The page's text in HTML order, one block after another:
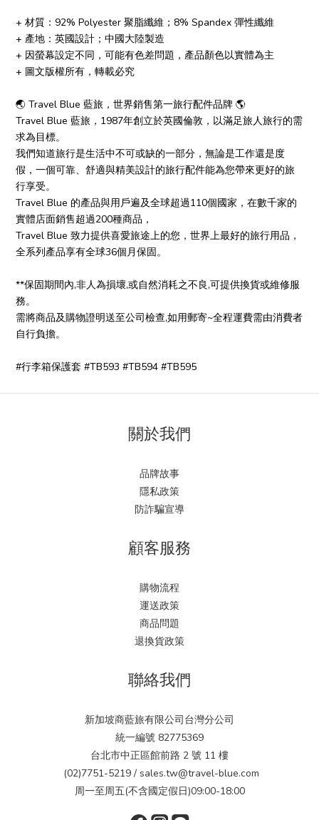
+ 材質：92% Polyester 聚脂纖維；8% Spandex 彈性纖維
+ 產地：英國設計；中國大陸製造
+ 因螢幕設定不同，可能有色差問題，產品顏色以實體為主
+ 圖文版權所有，轉載必究
🌏 Travel Blue 藍旅，世界銷售第一旅行配件品牌 🌎
Travel Blue 藍旅，1987年創立於英國倫敦，以滿足旅人旅行的需
求為目標。
我們知道旅行是生活中不可或缺的一部分，無論是工作還是度
假，一個可靠、舒適與精美設計的旅行配件能為您帶來更好的旅
行享受。
Travel Blue 的產品與用戶遍及全球超過110個國家，在數千家的
實體店面銷售超過200種商品，
Travel Blue 致力提供喜愛旅途上的您，世界上最好的旅行用品，
全系列產品享有全球36個月保固。
**保固期間內,非人為損壞,或自然消耗之不良,可提供換貨或維修服
務。
需將商品及購物證明送至公司檢查,如用郵寄~全程運費需由消費者
自行負擔。
#行李箱保護套 #TB593 #TB594 #TB595
關於我們
品牌故事
隱私政策
防詐騙宣導
顧客服務
購物流程
運送政策
商品問題
退換貨政策
聯絡我們
新加坡商藍旅有限公司台灣分公司
統一編號 82775369
台北市中正區館前路 2 號 11 樓
(02)7751-5219 / sales.tw@travel-blue.com
周一至周五(不含國定假日)09:00-18:00